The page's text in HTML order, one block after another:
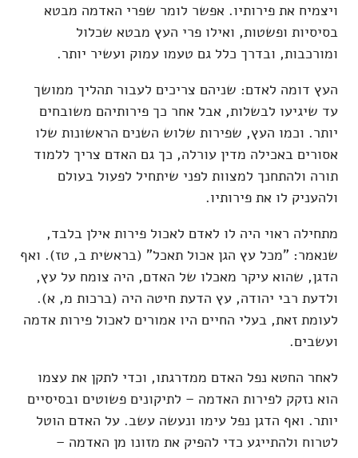
ויצמיח את פירותיו. אפשר לומר שפרי האדמה מבטא
בסיסיות ופשטות, ואילו פרי העץ מבטא שכלול
ומורכבות, ובדרך כלל גם טעמו עמוק ועשיר יותר.
העץ דומה לאדם: שניהם צריכים לעבור תהליך ממושך
עד שיגיעו לבשלות, אבל אחר כך פירותיהם משובחים
יותר. וכמו העץ, שפירות שלוש השנים הראשונות שלו
אסורים באכילה מדין עורלה, כך גם האדם צריך ללמוד
תורה ולהתחנך למצוות לפני שיתחיל לפעול בעולם
ולהעניק לו את פירותיו.
מתחילה ראוי היה לו לאדם לאכול פירות אילן בלבד,
שנאמר: "מכל עץ הגן אכול תאכל" (בראשית ב, טז). ואף
הדגן, שהוא עיקר מאכלו של האדם, היה צומח על עץ,
ולדעת רבי יהודה, עץ הדעת חיטה היה (ברכות מ, א).
לעומת זאת, בעלי החיים היו אמורים לאכול פירות אדמה
ועשבים.
לאחר החטא נפל האדם ממדרגתו, וכדי לתקן את עצמו
הוא נזקק לפירות האדמה – לתיקונים פשוטים ובסיסיים
יותר. ואף הדגן נפל עימו ונעשה עשב. על האדם הוטל
לטרוח ולהתייגע כדי להפיק את מזונו מן האדמה –